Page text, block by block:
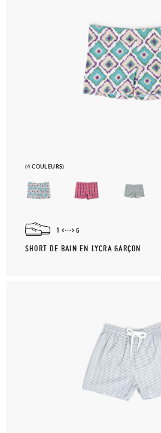
(4 COULEURS)
1 6
SHORT DE BAIN EN LYCRA GARÇON